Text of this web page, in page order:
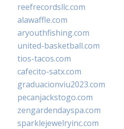
reefrecordsllc.com
alawaffle.com
aryouthfishing.com
united-basketball.com
tios-tacos.com
cafecito-satx.com
graduacionviu2023.com
pecanjackstogo.com
zengardendayspa.com
sparklejewelryinc.com